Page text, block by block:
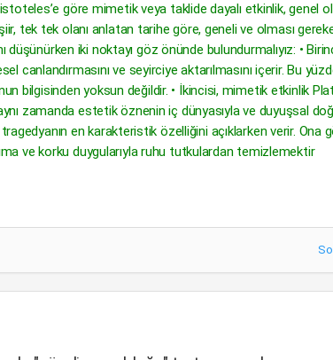
göre mimetik veya taklide dayalı etkinlik, genel
tek tek olanı anlatan tarihe göre, geneli ve olması
iki noktayı göz önünde bulundurmalıyız: •
ve seyirciye aktarılmasını içerir. Bu
bilgisinden yoksun değildir. • İkincisi, mimetik etkinlik
zamanda estetik öznenin iç dünyasıyla ve duyuşsal
en karakteristik özelliğini açıklarken verir. Ona
ve korku duygularıyla ruhu tutkulardan temizlemektir